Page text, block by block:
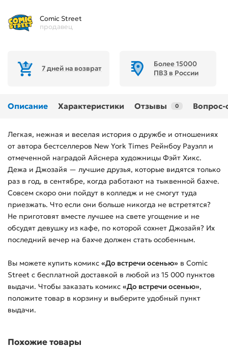
Comic Street
продавец
7 дней на возврат
Более 15000
ПВЗ в России
Описание Характеристики Отзывы 0 Вопрос-
Легкая, нежная и веселая история о дружбе и отношениях
от автора бестселлеров New York Times Рейнбоу Рауэлл и
отмеченной наградой Айснера художницы Фэйт Хикс.
Дежа и Джозайя — лучшие друзья, которые видятся только
раз в год, в сентябре, когда работают на тыквенной бахче.
Совсем скоро они пойдут в колледж и не смогут туда
приезжать. Что если они больше никогда не встретятся?
Не приготовят вместе лучшее на свете угощение и не
обсудят девушку из кафе, по которой сохнет Джозайя? Их
последний вечер на бахче должен стать особенным.
Вы можете купить комикс «До встречи осенью» в Comic
Street с бесплатной доставкой в любой из 15 000 пунктов
выдачи. Чтобы заказать комикс «До встречи осенью»,
положите товар в корзину и выберите удобный пункт
выдачи.
Похожие товары